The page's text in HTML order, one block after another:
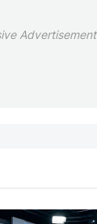
Advertisement